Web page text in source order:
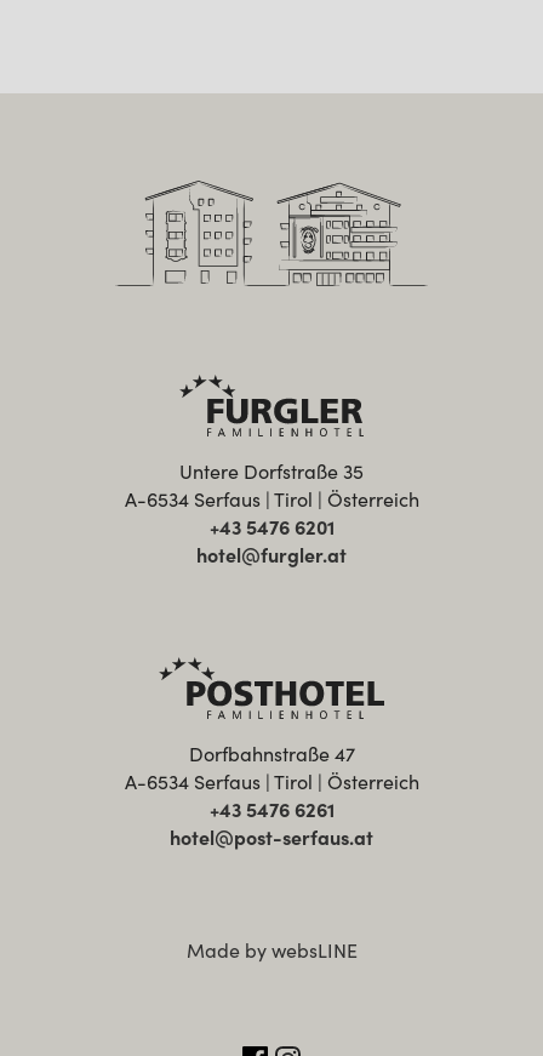
Untere Dorfstraße 35
A-6534 Serfaus | Tirol | Österreich
+43 5476 6201
hotel@furgler.at
Made by websLINE
Dorfbahnstraße 47
A-6534 Serfaus | Tirol | Österreich
+43 5476 6261
hotel@post-serfaus.at